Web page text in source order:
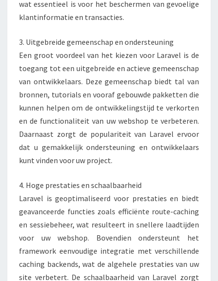
E
E
U
I
S
wat essentieel is voor het beschermen van gevoelige
klantinformatie en transacties.
3. Uitgebreide gemeenschap en ondersteuning
Een groot voordeel van het kiezen voor Laravel is de
toegang tot een uitgebreide en actieve gemeenschap
van ontwikkelaars. Deze gemeenschap biedt tal van
bronnen, tutorials en vooraf gebouwde pakketten die
kunnen helpen om de ontwikkelingstijd te verkorten
en de functionaliteit van uw webshop te verbeteren.
Daarnaast zorgt de populariteit van Laravel ervoor
dat u gemakkelijk ondersteuning en ontwikkelaars
kunt vinden voor uw project.
4. Hoge prestaties en schaalbaarheid
Laravel is geoptimaliseerd voor prestaties en biedt
geavanceerde functies zoals efficiënte route-caching
en sessiebeheer, wat resulteert in snellere laadtijden
voor uw webshop. Bovendien ondersteunt het
framework eenvoudige integratie met verschillende
caching backends, wat de algehele prestaties van uw
site verbetert. De schaalbaarheid van Laravel zorgt